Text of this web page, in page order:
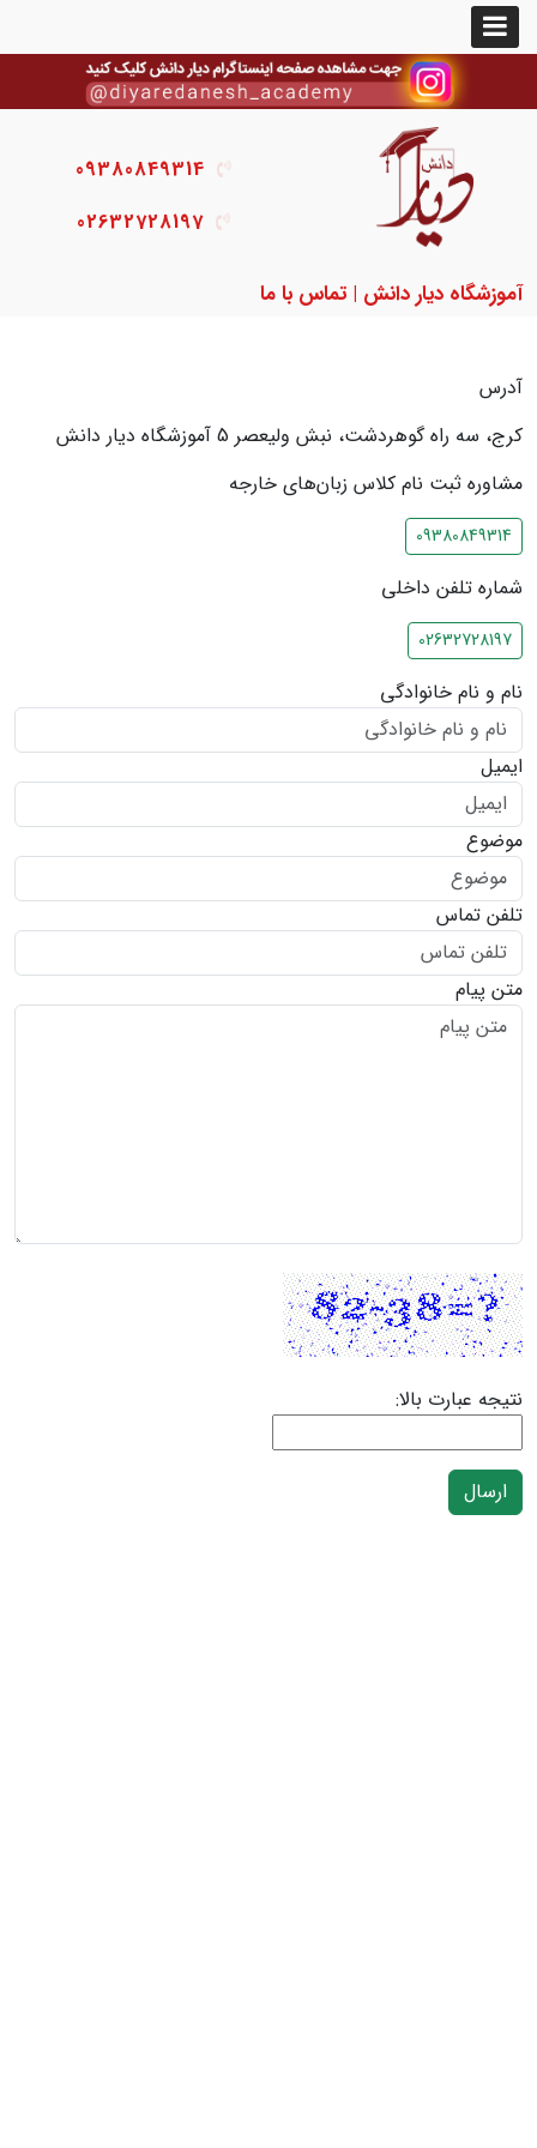
آموزشگاه دیار دانش | تماس با ما
09380849314
02632728197
آدرس
کرج، سه راه گوهردشت، نبش ولیعصر 5 آموزشگاه دیار دانش
مشاوره ثبت نام کلاس زبان‌های خارجه
09380849314
شماره تلفن داخلی
02632728197
نام و نام خانوادگی
ایمیل
موضوع
تلفن تماس
متن پیام
نتیجه عبارت بالا:
ارسال